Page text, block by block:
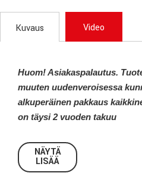
Kuvaus Video
Huom! Asiakaspalautus.
muuten uudenveroisessa
alkuperäinen pakkaus
on täysi 2 vuoden takuu
Novation Impulse 49
koskettimisto
NÄYTÄ
LISÄÄ